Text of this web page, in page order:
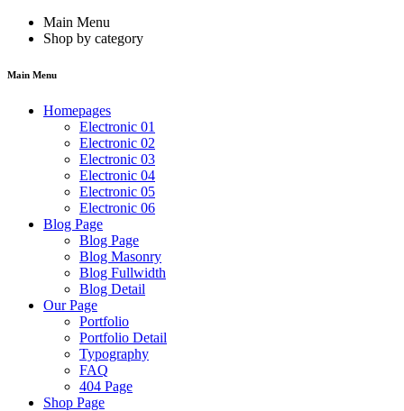
Main Menu
Shop by category
Main Menu
Homepages
Electronic 01
Electronic 02
Electronic 03
Electronic 04
Electronic 05
Electronic 06
Blog Page
Blog Page
Blog Masonry
Blog Fullwidth
Blog Detail
Our Page
Portfolio
Portfolio Detail
Typography
FAQ
404 Page
Shop Page